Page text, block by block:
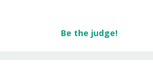
Be the judge!